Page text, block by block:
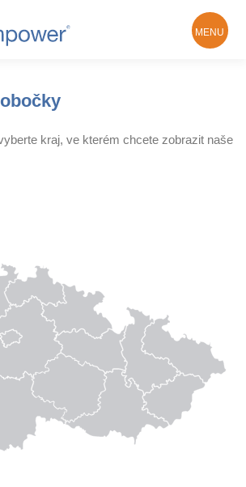
O Manpower
MENU
kraj, ve kterém chcete zobrazit naše